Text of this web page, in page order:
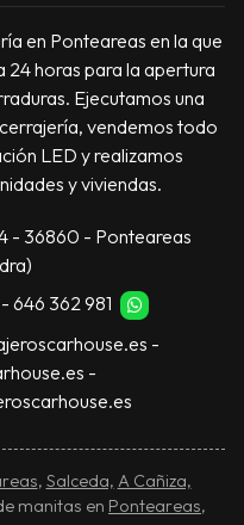
en Ponteareas en la que
horas para la apertura
Ejecutamos una
vendemos todo
LED y realizamos
y viviendas.
- 36860 - Ponteareas
646 362 981
-
-
, Salceda, A Cañiza,
manitas en Ponteareas,